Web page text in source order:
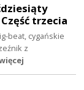
trzecia
beat, cygańskie
z